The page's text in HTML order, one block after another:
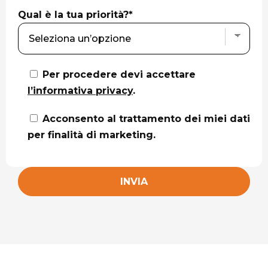
Qual è la tua priorità?*
Per procedere devi accettare
l’informativa privacy.
Acconsento al trattamento dei miei dati
per finalità di marketing.